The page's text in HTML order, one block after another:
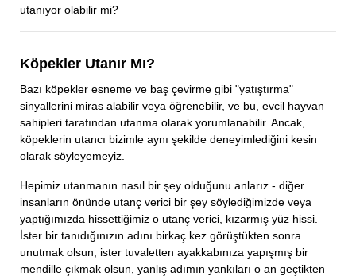
utanıyor olabilir mi?
Köpekler Utanır Mı?
Bazı köpekler esneme ve baş çevirme gibi "yatıştırma"
sinyallerini miras alabilir veya öğrenebilir, ve bu, evcil hayvan
sahipleri tarafından utanma olarak yorumlanabilir. Ancak,
köpeklerin utancı bizimle aynı şekilde deneyimlediğini kesin
olarak söyleyemeyiz.
Hepimiz utanmanın nasıl bir şey olduğunu anlarız - diğer
insanların önünde utanç verici bir şey söylediğimizde veya
yaptığımızda hissettiğimiz o utanç verici, kızarmış yüz hissi.
İster bir tanıdığınızın adını birkaç kez görüştükten sonra
unutmak olsun, ister tuvaletten ayakkabınıza yapışmış bir
mendille çıkmak olsun, yanlış adımın yankıları o an geçtikten